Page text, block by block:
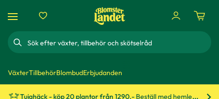
Sök
VäxterTillbehörBlombudErbjudanden
Tujahäck - köp 20 plantor från 1290.- Beställ med hemleverans!